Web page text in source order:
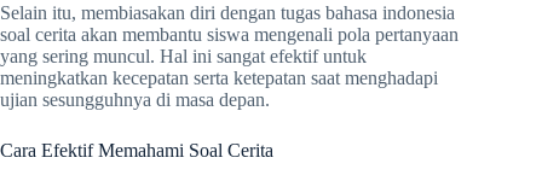
Selain itu, membiasakan diri dengan tugas bahasa indonesia
soal cerita akan membantu siswa mengenali pola pertanyaan
yang sering muncul. Hal ini sangat efektif untuk
meningkatkan kecepatan serta ketepatan saat menghadapi
ujian sesungguhnya di masa depan.
Cara Efektif Memahami Soal Cerita